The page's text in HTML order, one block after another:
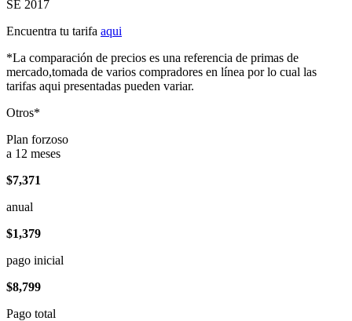
SE 2017
Encuentra tu tarifa aqui
*La comparación de precios es una referencia de primas de
mercado,tomada de varios compradores en línea por lo cual las
tarifas aqui presentadas pueden variar.
Otros*
Plan forzoso
a 12 meses
$7,371
anual
$1,379
pago inicial
$8,799
Pago total